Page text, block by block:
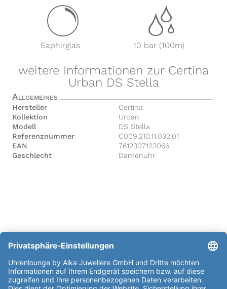
y
Saphirglas
z
10 bar (100m)
weitere Informationen zur Certina
Urban DS Stella
Allgemeines
Hersteller
Certina
Kollektion
Urban
Modell
DS Stella
Referenznummer
C009.210.11.032.01
EAN
7612307123066
Geschlecht
Damenuhr